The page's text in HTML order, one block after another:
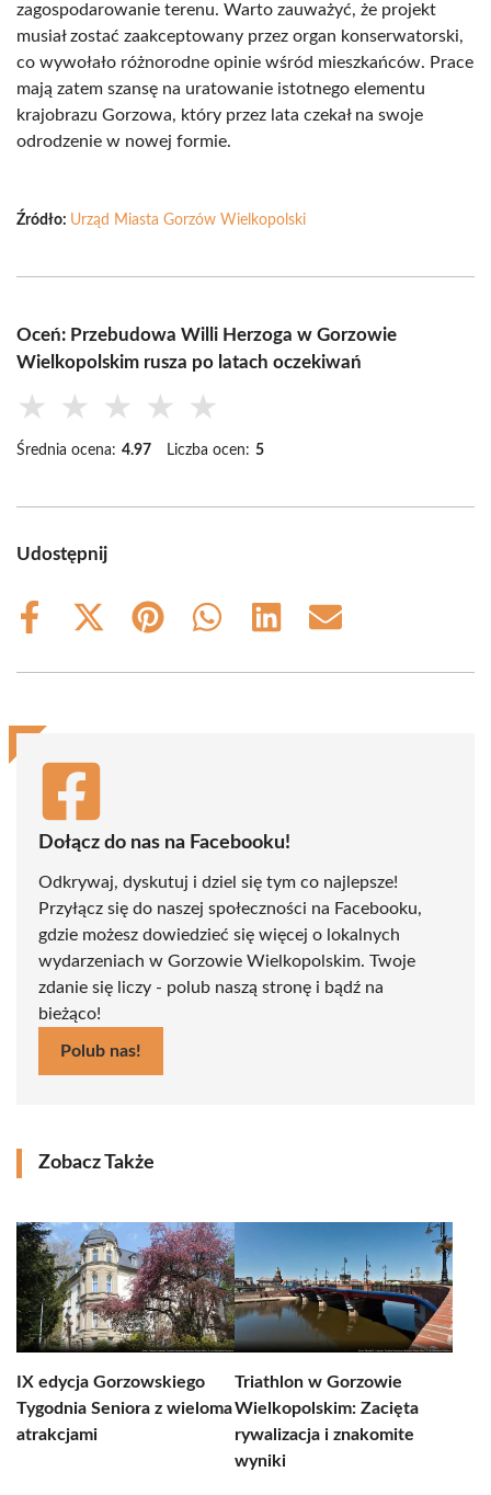
zagospodarowanie terenu. Warto zauważyć, że projekt
musiał zostać zaakceptowany przez organ konserwatorski,
co wywołało różnorodne opinie wśród mieszkańców. Prace
mają zatem szansę na uratowanie istotnego elementu
krajobrazu Gorzowa, który przez lata czekał na swoje
odrodzenie w nowej formie.
Źródło: Urząd Miasta Gorzów Wielkopolski
Oceń: Przebudowa Willi Herzoga w Gorzowie
Wielkopolskim rusza po latach oczekiwań
★ ★ ★ ★ ★
Średnia ocena: 4.97 Liczba ocen: 5
Udostępnij
Share
Share
(Twitter)
Share
Share
Share
Share
Dołącz do nas na Facebooku!
Odkrywaj, dyskutuj i dziel się tym co najlepsze!
Przyłącz się do naszej społeczności na Facebooku,
gdzie możesz dowiedzieć się więcej o lokalnych
wydarzeniach w Gorzowie Wielkopolskim. Twoje
zdanie się liczy - polub naszą stronę i bądź na
bieżąco!
Polub nas!
Zobacz Także
IX edycja Gorzowskiego
Tygodnia Seniora z wieloma
atrakcjami
Triathlon w Gorzowie
Wielkopolskim: Zacięta
rywalizacja i znakomite
wyniki